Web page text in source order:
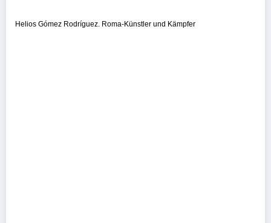
Helios Gómez Rodríguez. Roma-Künstler und Kämpfer